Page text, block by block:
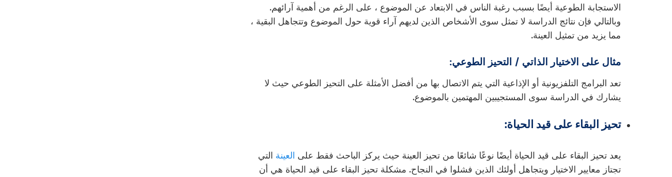
الاستجابة الطوعية أيضًا بسبب رغبة الناس في الابتعاد عن الموضوع ، على الرغم من أهمية آرائهم.
وبالتالي فإن نتائج الدراسة لا تمثل سوى الأشخاص الذين لديهم آراء قوية حول الموضوع وتتجاهل البقية ،
مما يزيد من تمثيل العينة.
مثال على الاختيار الذاتي / التحيز الطوعي:
تعد البرامج التلفزيونية أو الإذاعية التي يتم الاتصال بها من أفضل الأمثلة على التحيز الطوعي حيث لا
يشارك في الدراسة سوى المستجيبين المهتمين بالموضوع.
تحيز البقاء على قيد الحياة:
يعد تحيز البقاء على قيد الحياة أيضًا نوعًا شائعًا من تحيز العينة حيث يركز الباحث فقط على العينة التي
تجتاز معايير الاختيار ويتجاهل أولئك الذين فشلوا في النجاح. مشكلة تحيز البقاء على قيد الحياة هي أن